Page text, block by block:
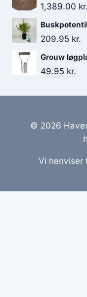
1,389.00 kr.
209.95 kr.
Grouw
49.95 kr.
© 2026
Vi henviser